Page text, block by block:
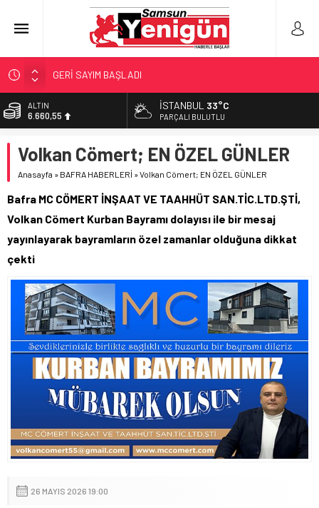
GERİ SAYIM BAŞLADI
SAMSUNSPOR’DA HEDEF 5’İNCİLİK!
‘BAFRA’YA YATIRIM YAPIN!’
YÖNETİCİ SEÇERKEN YAPILAN EN BÜYÜK HATALAR
ALTIN
6.660,55
13.779,39
DOLAR
55,1881
İSTANBUL 33°C
PARÇALI BULUTLU
Volkan Cömert; EN ÖZEL GÜNLER
Anasayfa » BAFRA HABERLERİ »Volkan Cömert; EN ÖZEL GÜNLER
Bafra MC CÖMERT İNŞAAT VE TAAHHÜT SAN.TİC.LTD.ŞTİ,
Volkan Cömert Kurban Bayramı dolayısı ile bir mesaj
yayınlayarak bayramların özel zamanlar olduğuna dikkat
çekti
26 MAYIS 2026 19:00